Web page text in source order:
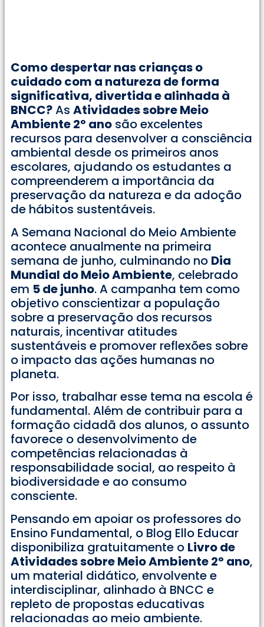
Como despertar nas crianças o
cuidado com a natureza de forma
significativa, divertida e alinhada à
BNCC?As Atividades sobre Meio
Ambiente 2° ano são excelentes
recursos para desenvolver a consciência
ambiental desde os primeiros anos
escolares, ajudando os estudantes a
compreenderem a importância da
preservação da natureza e da adoção
de hábitos sustentáveis.
A Semana Nacional do Meio Ambiente
acontece anualmente na primeira
semana de junho, culminando no Dia
Mundial do Meio Ambiente, celebrado
em 5 de junho. A campanha tem como
objetivo conscientizar a população
sobre a preservação dos recursos
naturais, incentivar atitudes
sustentáveis e promover reflexões sobre
o impacto das ações humanas no
planeta.
Por isso, trabalhar esse tema na escola é
fundamental. Além de contribuir para a
formação cidadã dos alunos, o assunto
favorece o desenvolvimento de
competências relacionadas à
responsabilidade social, ao respeito à
biodiversidade e ao consumo
consciente.
Pensando em apoiar os professores do
Ensino Fundamental, o Blog Ello Educar
disponibiliza gratuitamente o Livro de
Atividades sobre Meio Ambiente 2° ano,
um material didático, envolvente e
interdisciplinar, alinhado à BNCC e
repleto de propostas educativas
relacionadas ao meio ambiente.